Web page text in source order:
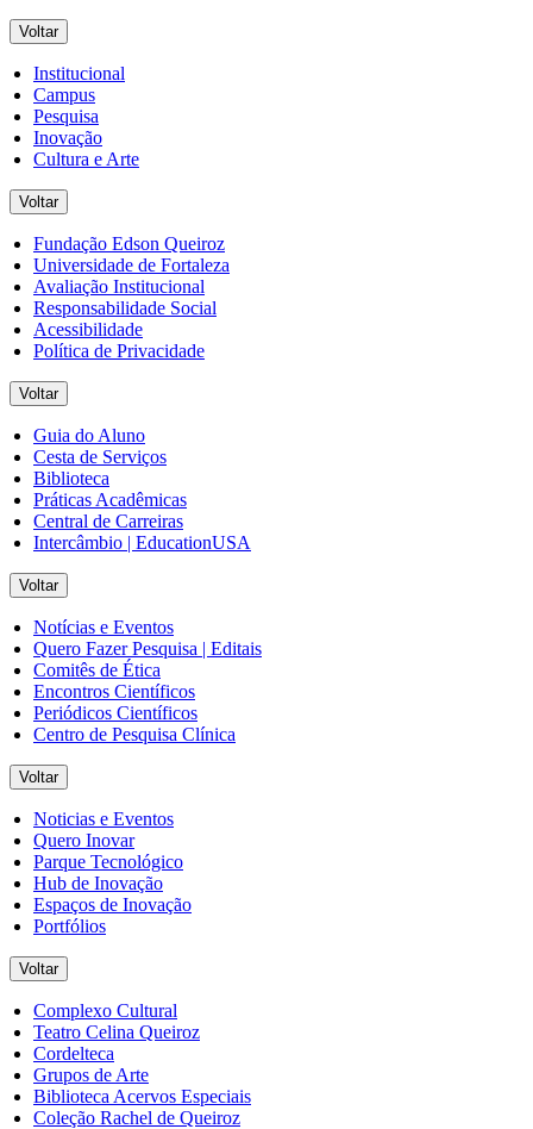
Voltar
Institucional
Campus
Pesquisa
Inovação
Cultura e Arte
Voltar
Fundação Edson Queiroz
Universidade de Fortaleza
Avaliação Institucional
Responsabilidade Social
Acessibilidade
Política de Privacidade
Voltar
Guia do Aluno
Cesta de Serviços
Biblioteca
Práticas Acadêmicas
Central de Carreiras
Intercâmbio | EducationUSA
Voltar
Notícias e Eventos
Quero Fazer Pesquisa | Editais
Comitês de Ética
Encontros Científicos
Periódicos Científicos
Centro de Pesquisa Clínica
Voltar
Noticias e Eventos
Quero Inovar
Parque Tecnológico
Hub de Inovação
Espaços de Inovação
Portfólios
Voltar
Complexo Cultural
Teatro Celina Queiroz
Cordelteca
Grupos de Arte
Biblioteca Acervos Especiais
Coleção Rachel de Queiroz